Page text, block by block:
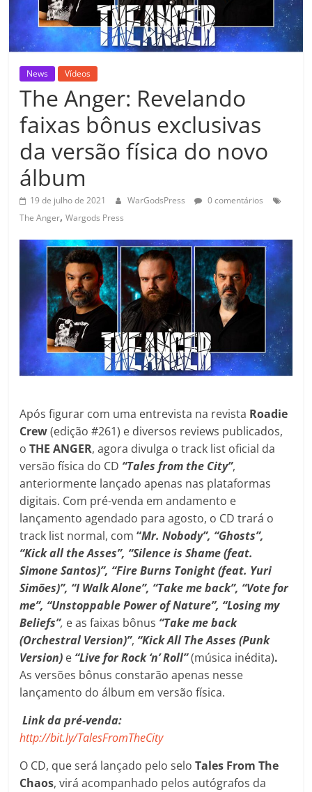
News Vídeos
The Anger: Revelando
faixas bônus exclusivas
da versão física do novo
álbum
19 de julho de 2021 WarGodsPress
0 comentários
The Anger,Wargods Press
Após figurar com uma entrevista na revista Roadie
Crew(edição #261) e diversos reviews publicados,
oTHE ANGER, agora divulga o track list oficial da
versão física do CD “Tales from the City”,
anteriormente lançado apenas nas plataformas
digitais. Com pré-venda em andamento e
lançamento agendado para agosto, o CD trará o
track list normal, com“Mr. Nobody”, “Ghosts”,
“Kick all the Asses”, “Silence is Shame (feat.
Simone Santos)”, “Fire Burns Tonight (feat. Yuri
Simões)”, “I Walk Alone”, “Take me back”, “Vote for
me”, “Unstoppable Power of Nature”, “Losing my
Beliefs”, e as faixas bônus “Take me back
(Orchestral Version)”, “Kick All The Asses (Punk
Version) e “Live for Rock ‘n’ Roll”(música inédita).
As versões bônus constarão apenas nesse
lançamento do álbum em versão física.
Link da pré-venda:
http://bit.ly/TalesFromTheCity
O CD, que será lançado pelo seloTales From The
Chaos, virá acompanhado pelos autógrafos da